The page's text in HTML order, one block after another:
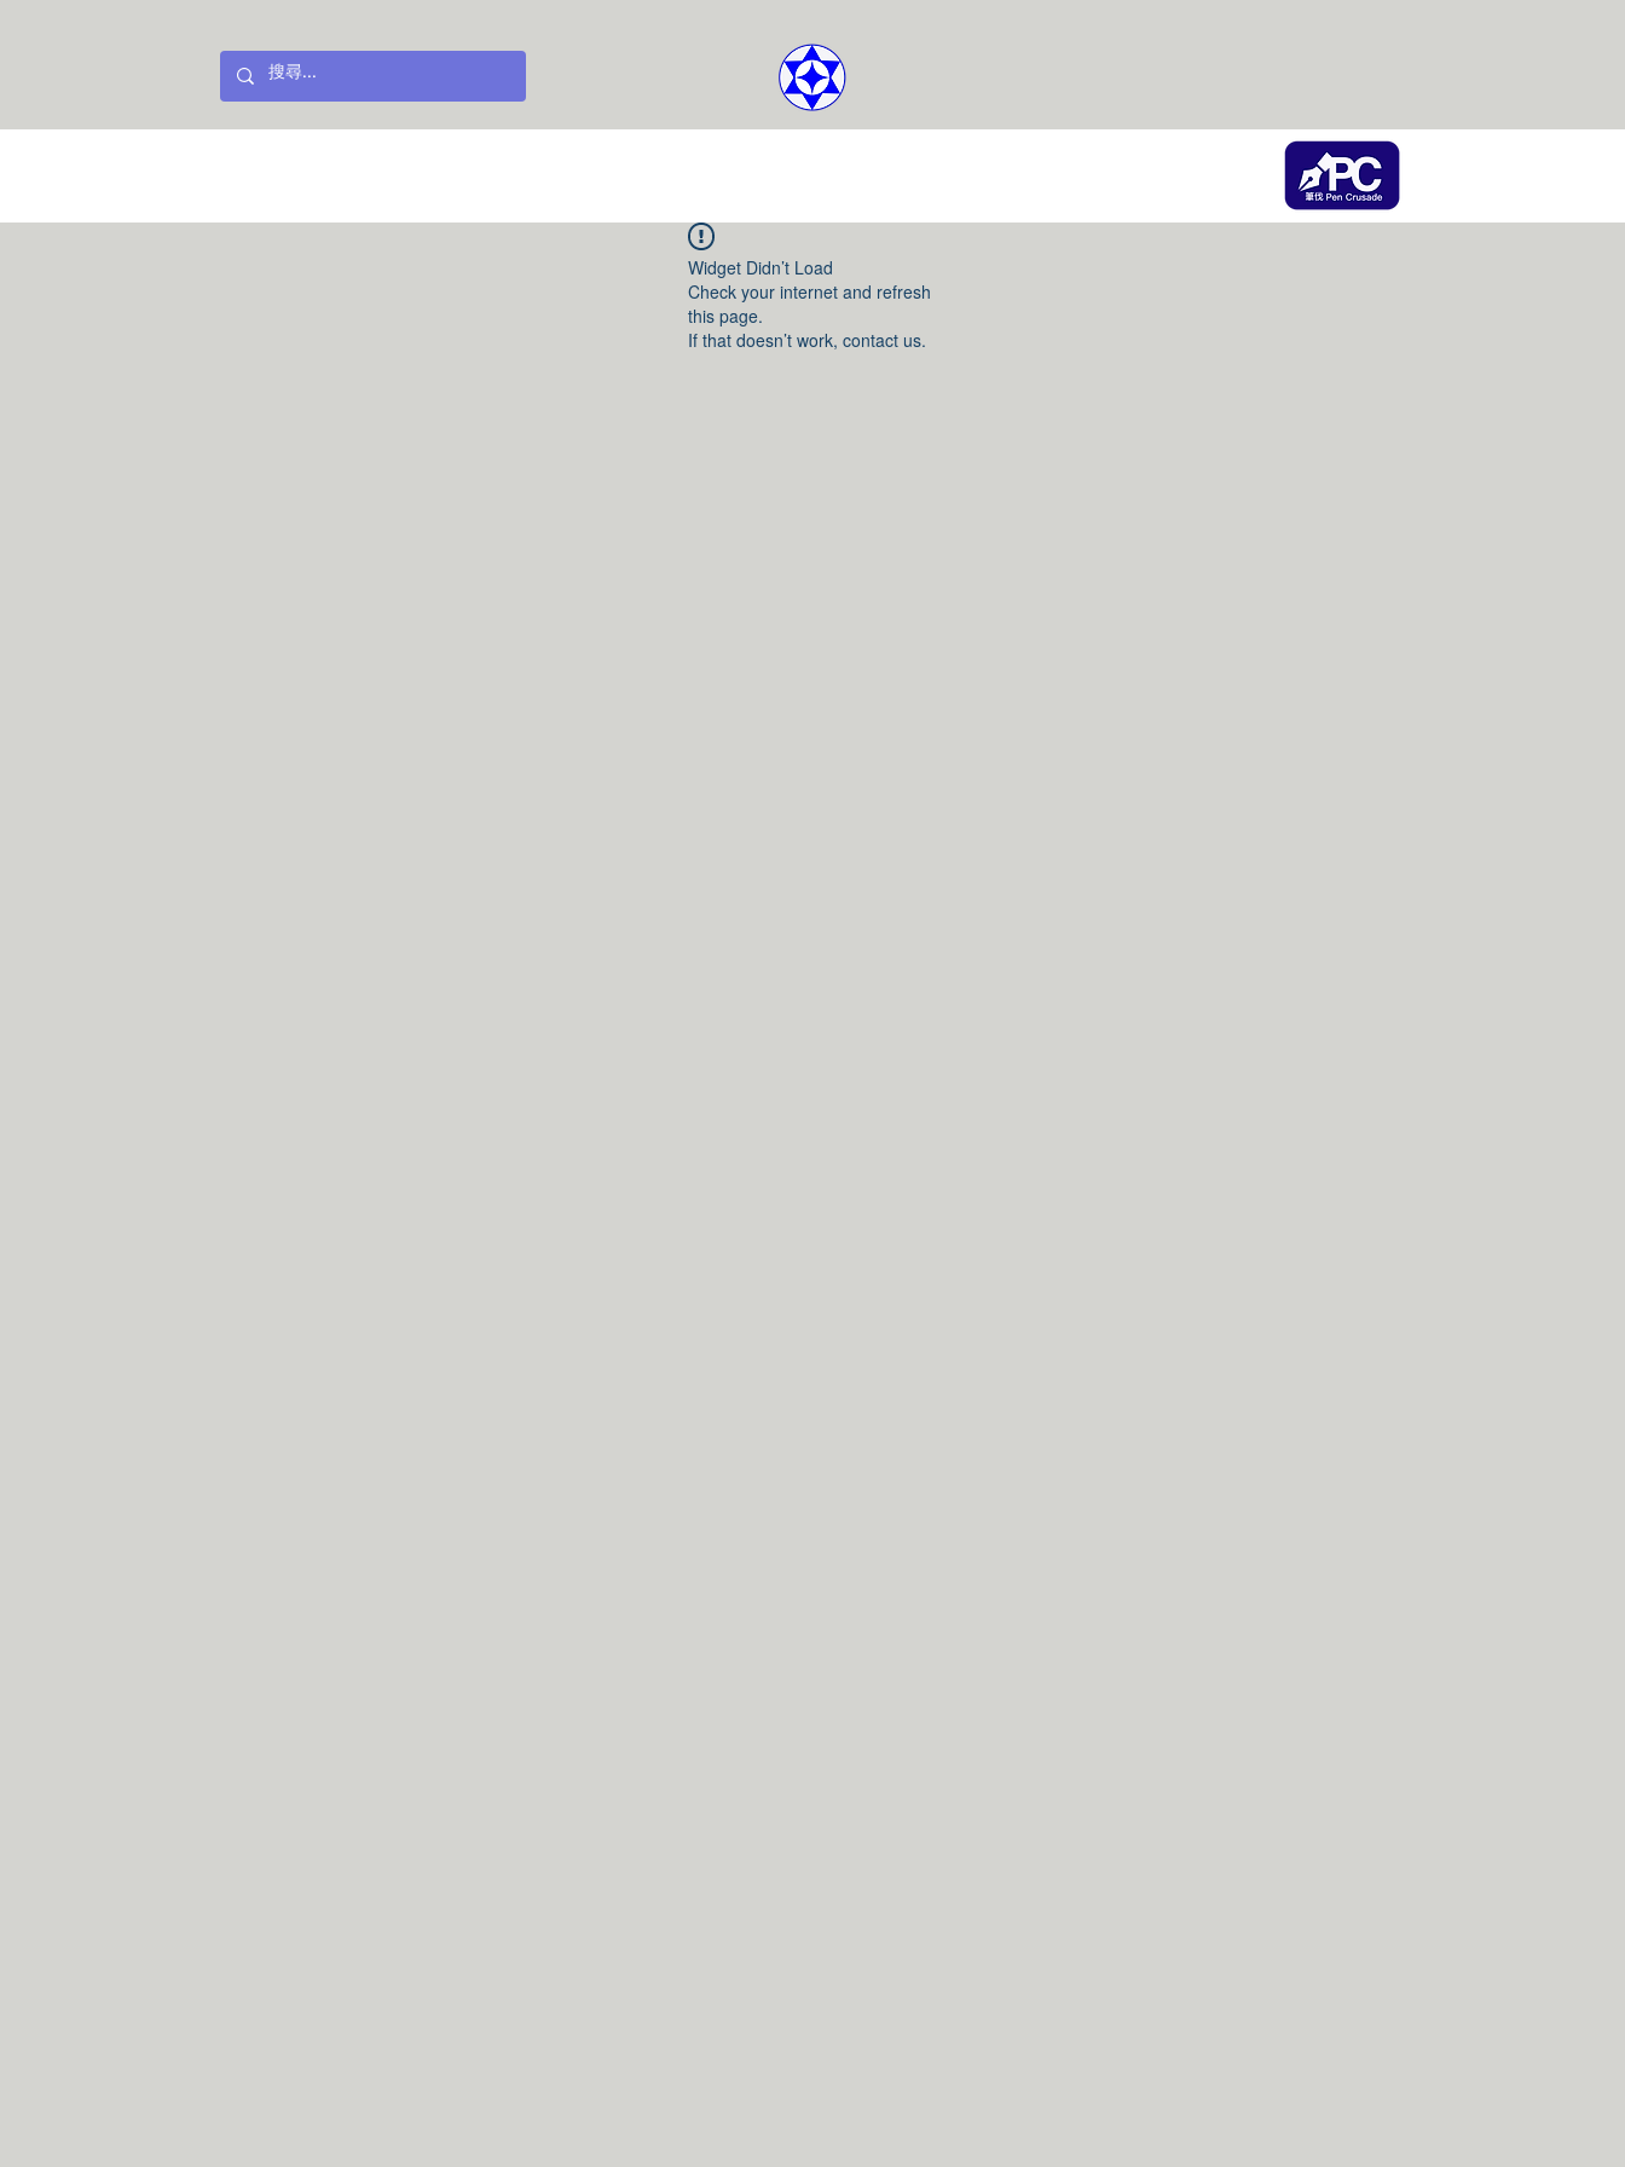
Widget Didn’t Load
Check your internet and refresh
this page.
If that doesn’t work, contact us.